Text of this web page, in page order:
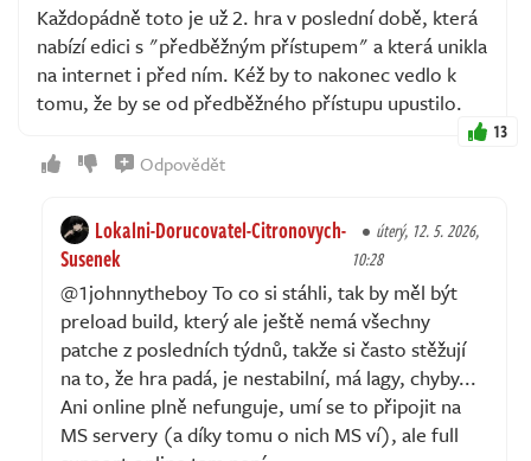
Každopádně toto je už 2. hra v poslední době, která
nabízí edici s "předběžným přístupem" a která unikla
na internet i před ním. Kéž by to nakonec vedlo k
tomu, že by se od předběžného přístupu upustilo.
13
Odpovědět
Lokalni-Dorucovatel-Citronovych-
Susenek
úterý, 12. 5. 2026,
10:28
@1johnnytheboy To co si stáhli, tak by měl být
preload build, který ale ještě nemá všechny
patche z posledních týdnů, takže si často stěžují
na to, že hra padá, je nestabilní, má lagy, chyby...
Ani online plně nefunguje, umí se to připojit na
MS servery (a díky tomu o nich MS ví), ale full